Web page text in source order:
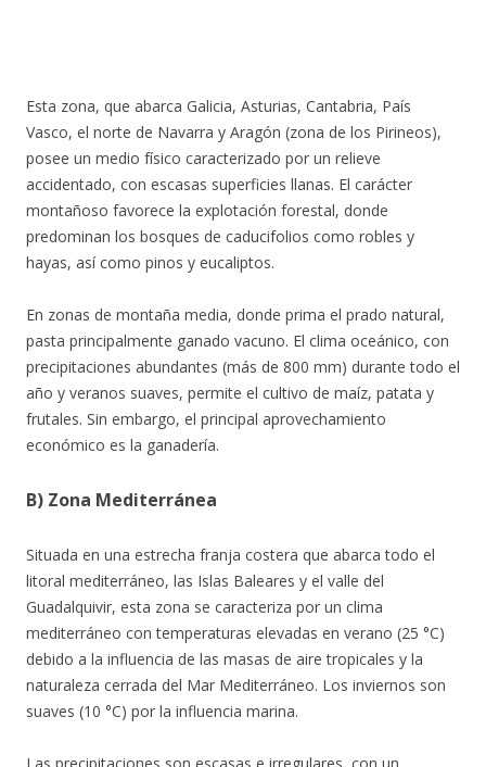
Esta zona, que abarca Galicia, Asturias, Cantabria, País
Vasco, el norte de Navarra y Aragón (zona de los Pirineos),
posee un medio físico caracterizado por un relieve
accidentado, con escasas superficies llanas. El carácter
montañoso favorece la explotación forestal, donde
predominan los bosques de caducifolios como robles y
hayas, así como pinos y eucaliptos.
En zonas de montaña media, donde prima el prado natural,
pasta principalmente ganado vacuno. El clima oceánico, con
precipitaciones abundantes (más de 800 mm) durante todo el
año y veranos suaves, permite el cultivo de maíz, patata y
frutales. Sin embargo, el principal aprovechamiento
económico es la ganadería.
B) Zona Mediterránea
Situada en una estrecha franja costera que abarca todo el
litoral mediterráneo, las Islas Baleares y el valle del
Guadalquivir, esta zona se caracteriza por un clima
mediterráneo con temperaturas elevadas en verano (25 °C)
debido a la influencia de las masas de aire tropicales y la
naturaleza cerrada del Mar Mediterráneo. Los inviernos son
suaves (10 °C) por la influencia marina.